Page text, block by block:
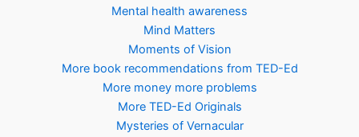
Mental health awareness
Mind Matters
Moments of Vision
More book recommendations from TED-Ed
More money more problems
More TED-Ed Originals
Mysteries of Vernacular